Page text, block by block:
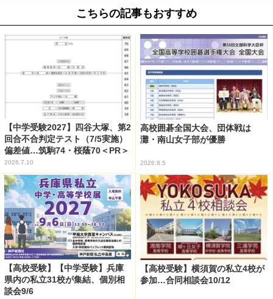
こちらの記事もおすすめ
【中学受験2027】四谷大塚、第2
回合不合判定テスト（7/5実施）
偏差値…筑駒74・桜蔭70＜PR＞
2026.7.10
高校囲碁全国大会、団体戦は
灘・南山女子部が優勝
2026.8.5
【高校受験】【中学受験】兵庫
県内の私立31校が集結、個別相
談会9/6
【高校受験】横須賀の私立4校が
参加…合同相談会10/12